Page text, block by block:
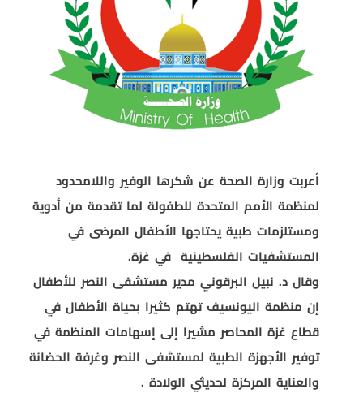
أعربت وزارة الصحة عن شكرها الوفير واللامحدود
لمنظمة الأمم المتحدة للطفولة لما تقدمة من أدوية
ومستلزمات طبية يحتاجها الأطفال المرضى في
المستشفيات الفلسطينية في غزة.
وقال د. نبيل البرقوني مدير مستشفى النصر للأطفال
إن منظمة اليونسيف تهتم كثيرا بحياة الأطفال في
قطاع غزة المحاصر مشيرا إلى إسهامات المنظمة في
توفير الأجهزة الطبية لمستشفى النصر وغرفة الحضانة
والعناية المركزة لحديثي الولادة .